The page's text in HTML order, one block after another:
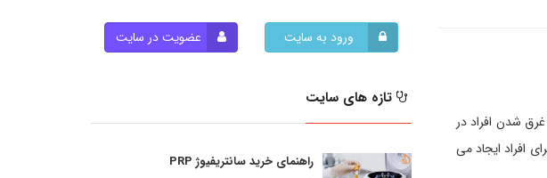
شدن افراد در
افراد ایجاد می
ورود به سایت عضویت در سایت
تازه های سایت
راهنمای خرید سانتریفیوژ PRP